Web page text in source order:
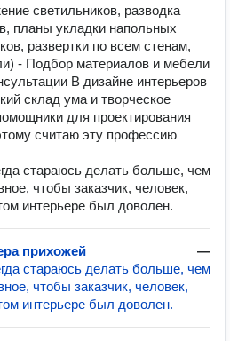
светильников, разводка
планы укладки напольных
развертки по всем стенам,
- Подбор материалов и мебели
В дизайне интерьеров
склад ума и творческое
для проектирования
считаю эту профессию
стараюсь делать больше, чем
чтобы заказчик, человек,
интерьере был доволен.
прихожей
—
стараюсь делать больше, чем
чтобы заказчик, человек,
интерьере был доволен.